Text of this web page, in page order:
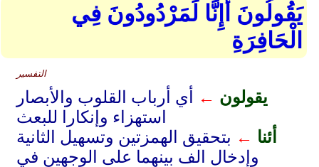
يَقُولُونَ أَإِنَّا لَمَرْدُودُونَ فِي
الْحَافِرَةِ
التفسير
يقولون ←
أي أرباب القلوب والأبصار
استهزاء وإنكارا للبعث
أئنا ← بتحقيق الهمزتين وتسهيل الثانية
وإدخال الف بينهما على الوجهين في